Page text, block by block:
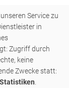
MBB - ALLE
Service zu
in
Zugriff durch
keine
Zwecke statt: